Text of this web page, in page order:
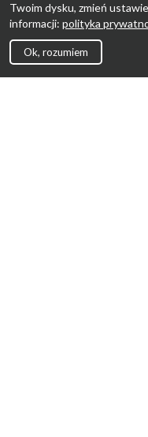
Twoim dysku, zmień
informacji: polityka
Ok, rozumiem